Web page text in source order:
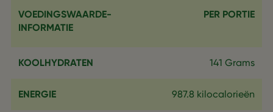
VOEDINGSWAARDE-
INFORMATIE
PER PORTIE
KOOLHYDRATEN 141 Grams
ENERGIE 987.8 kilocalorieën